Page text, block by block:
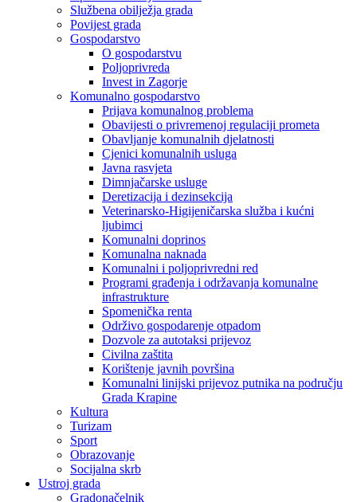
Službena obilježja grada
Povijest grada
Gospodarstvo
O gospodarstvu
Poljoprivreda
Invest in Zagorje
Komunalno gospodarstvo
Prijava komunalnog problema
Obavijesti o privremenoj regulaciji prometa
Obavljanje komunalnih djelatnosti
Cjenici komunalnih usluga
Javna rasvjeta
Dimnjačarske usluge
Deretizacija i dezinsekcija
Veterinarsko-Higijeničarska služba i kućni
ljubimci
Komunalni doprinos
Komunalna naknada
Komunalni i poljoprivredni red
Programi građenja i održavanja komunalne
infrastrukture
Spomenička renta
Održivo gospodarenje otpadom
Dozvole za autotaksi prijevoz
Civilna zaštita
Korištenje javnih površina
Komunalni linijski prijevoz putnika na području
Grada Krapine
Kultura
Turizam
Sport
Obrazovanje
Socijalna skrb
Ustroj grada
Gradonačelnik